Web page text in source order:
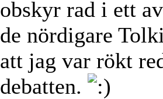
obskyr rad i ett
de nördigare
att jag var rökt
debatten.